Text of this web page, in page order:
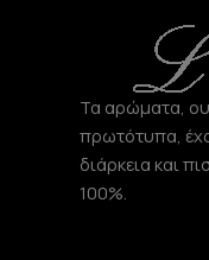
Τα αρώματα,
πρωτότυπα,
διάρκεια και
100%.